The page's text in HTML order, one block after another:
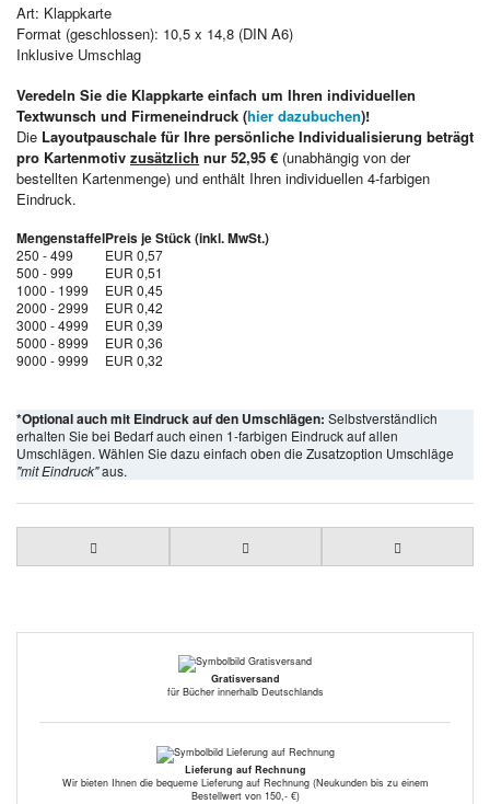
Art: Klappkarte
Format (geschlossen): 10,5 x 14,8 (DIN A6)
Inklusive Umschlag
Veredeln Sie die Klappkarte einfach um Ihren individuellen
Textwunsch und Firmeneindruck (hier dazubuchen)!
Die Layoutpauschale für Ihre persönliche Individualisierung beträgt
pro Kartenmotiv zusätzlich nur 52,95 € (unabhängig von der
bestellten Kartenmenge) und enthält Ihren individuellen 4-farbigen
Eindruck.
MengenstaffelPreis je Stück (inkl. MwSt.)
250 - 499
EUR 0,57
500 - 999
EUR 0,51
1000 - 1999
EUR 0,45
2000 - 2999
EUR 0,42
3000 - 4999
EUR 0,39
5000 - 8999
EUR 0,36
9000 - 9999
EUR 0,32
*Optional auch mit Eindruck auf den Umschlägen: Selbstverständlich
erhalten Sie bei Bedarf auch einen 1-farbigen Eindruck auf allen
Umschlägen. Wählen Sie dazu einfach oben die Zusatzoption Umschläge
"mit Eindruck"aus.
Gratisversand
für Bücher innerhalb Deutschlands
Lieferung auf Rechnung
Wir bieten Ihnen die bequeme Lieferung auf Rechnung (Neukunden bis zu einem
Bestellwert von 150,- €)